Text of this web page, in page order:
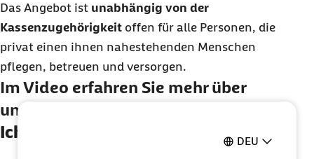
DEU
Das Angebot ist unabhängig von der
Kassenzugehörigkeit offen für alle Personen, die
privat einen ihnen nahestehenden Menschen
pflegen, betreuen und versorgen.
Im Video erfahren Sie mehr über
unser Seminarangebot
Ich pflege - auch mich